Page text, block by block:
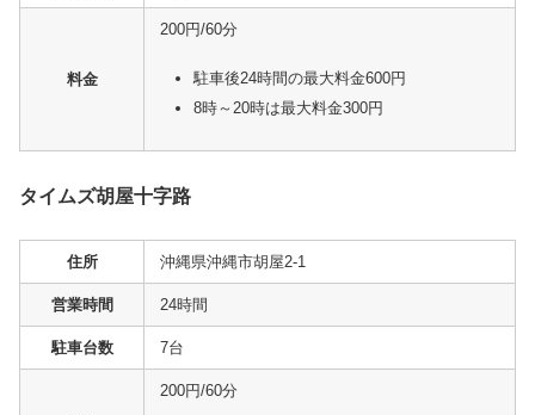
料金
200円/60分
駐車後24時間の最大料金600円
8時～20時は最大料金300円
タイムズ胡屋十字路
住所 沖縄県沖縄市胡屋2-1
営業時間 24時間
駐車台数 7台
200円/60分